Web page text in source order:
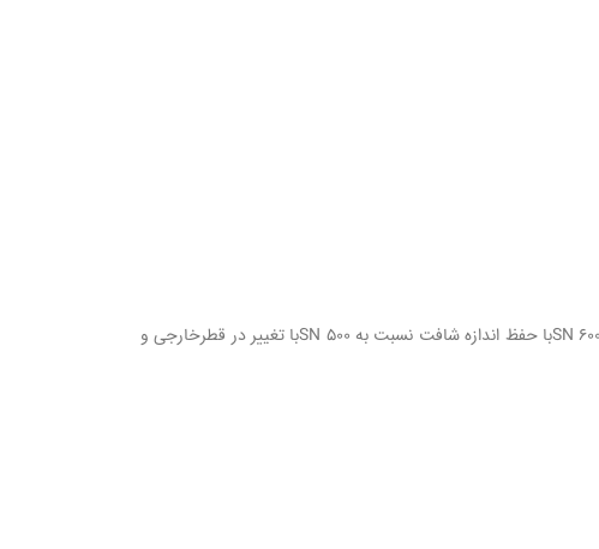
پوسته یاتاقان‌هایی هستند که برینگ آنها توسط بوش تطبیقی یا (بوش چاکنت) برروی شافت نصب می شوند. که پوسته یاتاقان‌های SN 600با حفظ اندازه شافت نسبت به SN 500با تغییر در قطرخارجی و